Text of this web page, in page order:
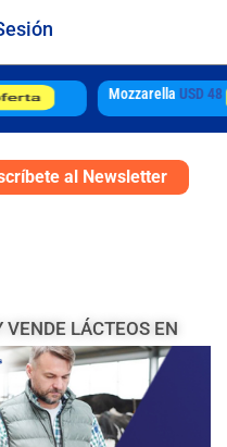
SMP USD 3450
al Newsletter
VENDE LÁCTEOS EN